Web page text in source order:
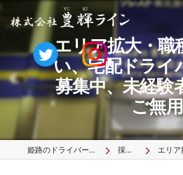
エリア拡大・職
い、宅配ドライ
募集中、未経験
ご無用
姫路のドライバーは株式会社豊輝ライン 採用ブログ エリア拡大・